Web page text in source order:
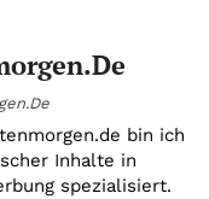
bin ich
Inhalte in
spezialisiert.